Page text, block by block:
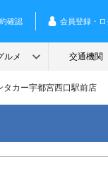
タカー宇都宮西口駅前店